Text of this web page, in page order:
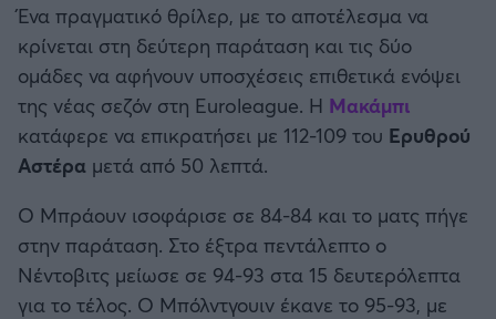
Καλαμάτα
Ηρακλής
Μπαρτσελόνα
Ρεάλ Μαδρίτης
Ατλέτικο Μαδρίτης
Ένα πραγματικό θρίλερ, με το αποτέλεσμα να
κρίνεται στη δεύτερη παράταση και τις δύο
ομάδες να αφήνουν υποσχέσεις επιθετικά ενόψει
της νέας σεζόν στη Euroleague. Η Μακάμπι
κατάφερε να επικρατήσει με 112-109 του Ερυθρού
Αστέρα μετά από 50 λεπτά.
Ο Μπράουν ισοφάρισε σε 84-84 και το ματς πήγε
στην παράταση. Στο έξτρα πεντάλεπτο ο
Νέντοβιτς μείωσε σε 94-93 στα 15 δευτερόλεπτα
για το τέλος. Ο Μπόλντγουιν έκανε το 95-93, με